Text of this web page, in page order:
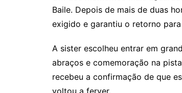
Baile. Depois de mais de duas
exigido e garantiu o retorno
A sister escolheu entrar em
abraços e comemoração na
recebeu a confirmação de que
voltou a ferver.